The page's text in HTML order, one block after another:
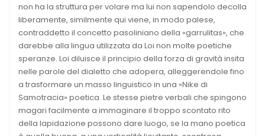
non ha la struttura per volare ma lui non sapendolo decolla
liberamente, similmente qui viene, in modo palese,
contraddetto il concetto pasoliniano della «garrulitas», che
darebbe alla lingua utilizzata da Loi non molte poetiche
speranze. Loi diluisce il principio della forza di gravità insita
nelle parole del dialetto che adopera, alleggerendole fino
a trasformare un masso linguistico in una «Nike di
Samotracia» poetica. Le stesse pietre verbali che spingono
magari facilmente a immaginare il troppo scontato rito
della lapidazione possono dare luogo, se la mano poetica